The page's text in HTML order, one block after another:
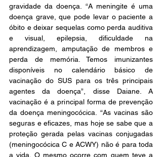
gravidade da doença. “A meningite é uma
doença grave, que pode levar o paciente a
óbito e deixar sequelas como perda auditiva
e visual, epilepsia, dificuldade na
aprendizagem, amputação de membros e
perda de memória. Temos imunizantes
disponíveis no calendário básico de
vacinação do SUS para os três principais
agentes da doença”, disse Daiane. A
vacinação é a principal forma de prevenção
da doença meningocócica. “As vacinas são
seguras e eficazes, mas hoje se sabe que a
proteção gerada pelas vacinas conjugadas
(meningocócica C e ACWY) não é para toda
a vida. O mesmo ocorre com quem teve a